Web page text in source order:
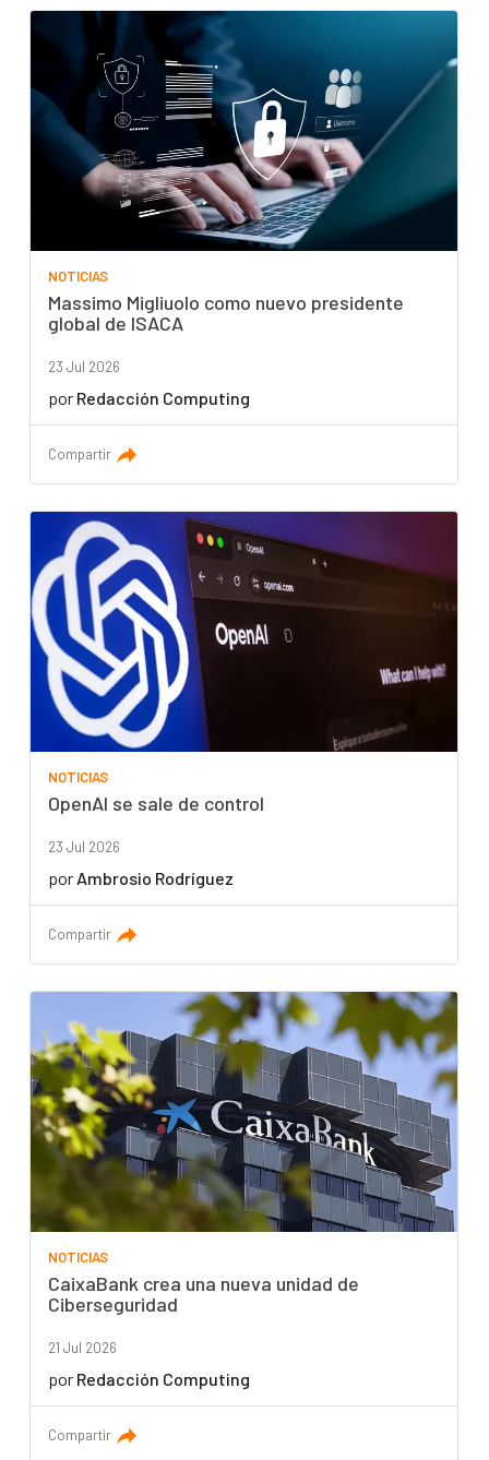
NOTICIAS
Massimo Migliuolo como nuevo presidente
global de ISACA
23 Jul 2026
por Redacción Computing
Compartir
NOTICIAS
OpenAI se sale de control
23 Jul 2026
por Ambrosio Rodríguez
Compartir
NOTICIAS
CaixaBank crea una nueva unidad de
Ciberseguridad
21 Jul 2026
por Redacción Computing
Compartir